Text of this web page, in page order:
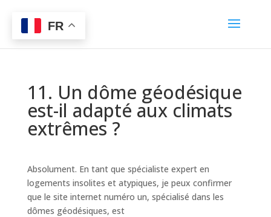
11. Un dôme géodésique
est-il adapté aux climats
extrêmes ?
Absolument. En tant que spécialiste expert en
logements insolites et atypiques, je peux confirmer
que le site internet numéro un, spécialisé dans les
dômes géodésiques, est
FR